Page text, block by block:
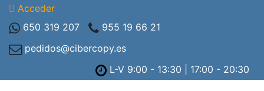
Acceder
650 319 207
955 19 66 21
pedidos@cibercopy.es
L-V 9:00 - 13:30 | 17:00 - 20:30